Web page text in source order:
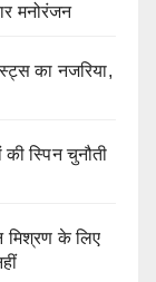
मनोरंजन
का नजरिया,
स्पिन चुनौती
मिश्रण के लिए